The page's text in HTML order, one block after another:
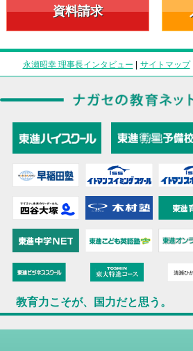
資料請求
永瀬昭幸 理事長インタビュー | サイトマップ|
教育力こそが、国力だと思う。